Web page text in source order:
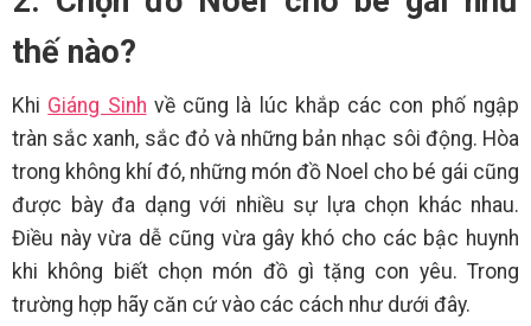
thế nào?
Khi Giáng Sinh về cũng là lúc khắp các con phố ngập
tràn sắc xanh, sắc đỏ và những bản nhạc sôi động. Hòa
trong không khí đó, những món đồ Noel cho bé gái cũng
được bày đa dạng với nhiều sự lựa chọn khác nhau.
Điều này vừa dễ cũng vừa gây khó cho các bậc huynh
khi không biết chọn món đồ gì tặng con yêu. Trong
trường hợp hãy căn cứ vào các cách như dưới đây.